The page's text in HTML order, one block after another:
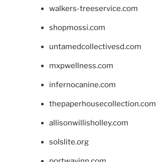
walkers-treeservice.com
shopmossi.com
untamedcollectivesd.com
mxpwellness.com
infernocanine.com
thepaperhousecollection.com
allisonwillisholley.com
solslite.org